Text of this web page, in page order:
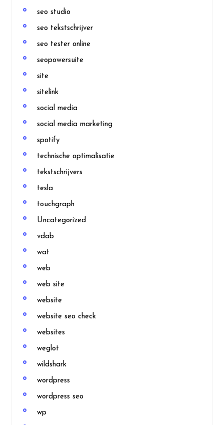
seo studio
seo tekstschrijver
seo tester online
seopowersuite
site
sitelink
social media
social media marketing
spotify
technische optimalisatie
tekstschrijvers
tesla
touchgraph
Uncategorized
vdab
wat
web
web site
website
website seo check
websites
weglot
wildshark
wordpress
wordpress seo
wp